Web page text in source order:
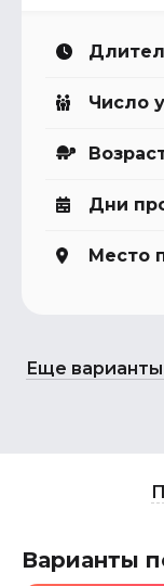
Число
Дни
Место
Еще варианты
Варианты